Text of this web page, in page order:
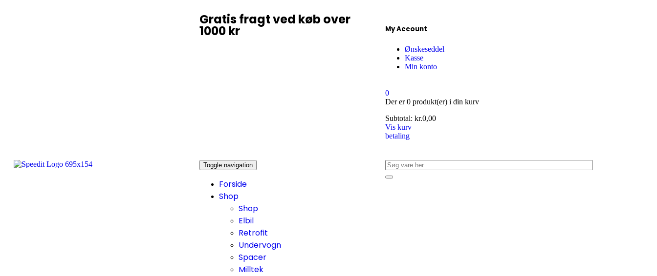
Gratis fragt ved køb over
1000 kr My Account
Ønskeseddel
Kasse
Min konto
0
Der er0 produkt(er)i din kurv
Subtotal: kr.0,00
Vis kurv
betaling
Toggle navigation
Forside
Shop
Shop
Elbil
Retrofit
Undervogn
Spacer
Milltek